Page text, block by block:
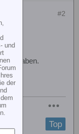
#2
haben.
Top
und
der